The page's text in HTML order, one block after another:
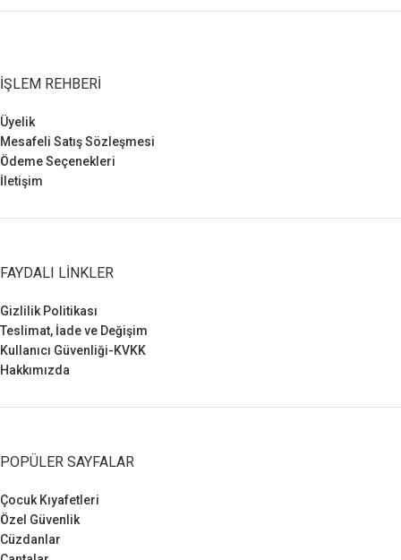
İŞLEM REHBERI
Üyelik
Mesafeli Satış Sözleşmesi
Ödeme Seçenekleri
İletişim
FAYDALI LINKLER
Gizlilik Politikası
Teslimat, İade ve Değişim
Kullanıcı Güvenliği-KVKK
Hakkımızda
POPÜLER SAYFALAR
Çocuk Kıyafetleri
Özel Güvenlik
Cüzdanlar